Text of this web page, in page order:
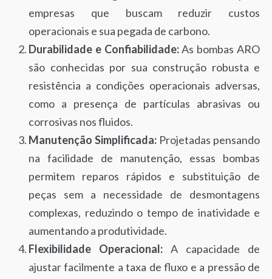
empresas que buscam reduzir custos
operacionais e sua pegada de carbono.
Durabilidade e Confiabilidade:As bombas ARO
são conhecidas por sua construção robusta e
resistência a condições operacionais adversas,
como a presença de partículas abrasivas ou
corrosivas nos fluidos.
Manutenção Simplificada: Projetadas pensando
na facilidade de manutenção, essas bombas
permitem reparos rápidos e substituição de
peças sem a necessidade de desmontagens
complexas, reduzindo o tempo de inatividade e
aumentando a produtividade.
Flexibilidade Operacional: A capacidade de
ajustar facilmente a taxa de fluxo e a pressão de